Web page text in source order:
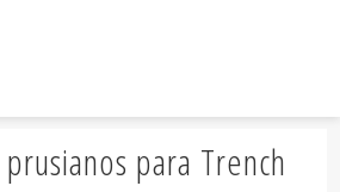
para Trench